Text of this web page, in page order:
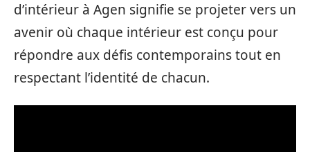
d’intérieur à Agen signifie se projeter vers un
avenir où chaque intérieur est conçu pour
répondre aux défis contemporains tout en
respectant l’identité de chacun.